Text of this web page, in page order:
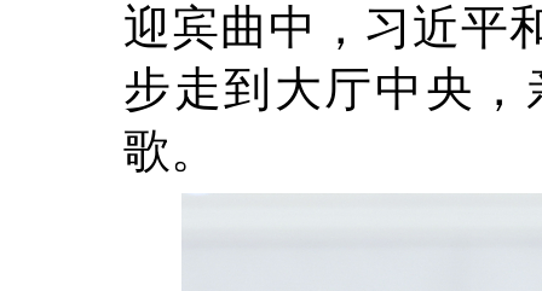
迎宾曲中，习近平
步走到大厅中央
歌。